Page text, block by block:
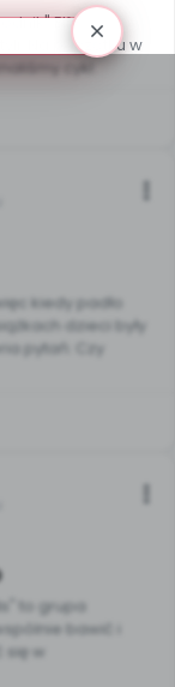
Elfy
Na początku w
cykl
kiedy padło
dzieci były
pytań: Czy
to grupa
bawić i
w